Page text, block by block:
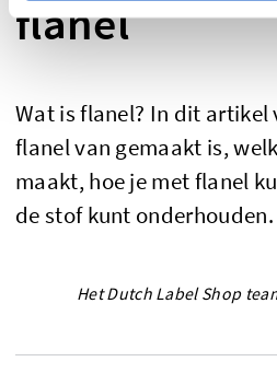
flanel
Wat is flanel? In dit artikel
flanel van gemaakt is,
maakt, hoe je met flanel
de stof kunt onderhouden.
Het Dutch Label Shop